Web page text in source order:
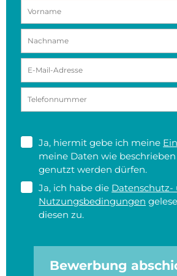
Ja, hiermit gebe ich meine
meine Daten wie
genutzt werden dürfen.
Ja, ich habe die Datenschutz-
Nutzungsbedingungen
diesen zu.
Bewerbung